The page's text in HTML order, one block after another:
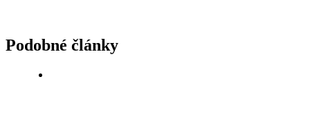
Podobné články